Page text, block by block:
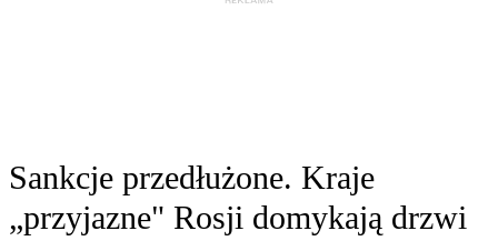
Sankcje przedłużone. Kraje
„przyjazne" Rosji domykają drzwi